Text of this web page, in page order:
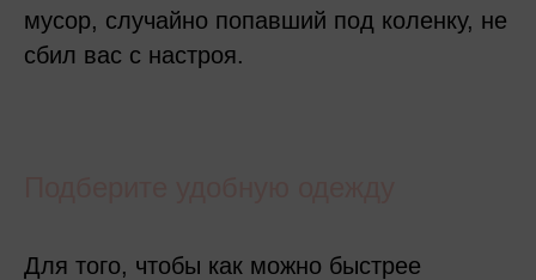
мусор, случайно попавший под коленку, не
сбил вас с настроя.
Для того, чтобы как можно быстрее